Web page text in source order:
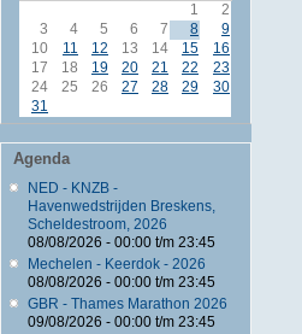
1
2
3
4 5 6 7 8
9
10
11 12 13 14 15
16
17
18 19 20 21 22
23
24
25 26 27 28 29
30
31
Agenda
NED - KNZB -
Havenwedstrijden Breskens,
Scheldestroom, 2026
08/08/2026 - 00:00t/m 23:45
Mechelen - Keerdok - 2026
08/08/2026 - 00:00t/m 23:45
GBR - Thames Marathon 2026
09/08/2026 - 00:00t/m 23:45